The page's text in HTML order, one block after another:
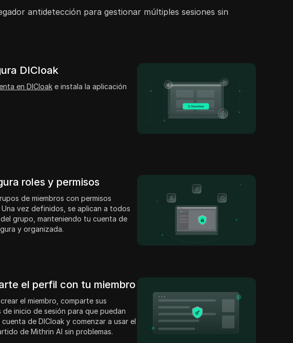
antidetección para gestionar múltiples sesiones sin
DICloak
en DICloak e instala la aplicación
roles y permisos
de miembros con permisos
vez definidos, se aplican a todos
grupo, manteniendo tu cuenta de
y organizada.
el perfil con tu miembro
el miembro, comparte sus
de inicio de sesión para que puedan
de DICloak y comenzar a usar el
de Mithrin AI sin problemas.